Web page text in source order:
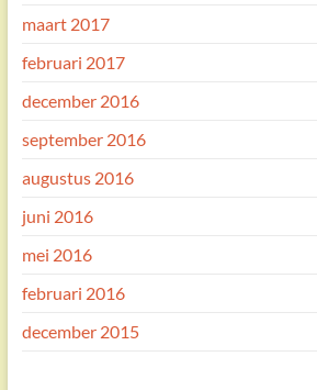
maart 2017
februari 2017
december 2016
september 2016
augustus 2016
juni 2016
mei 2016
februari 2016
december 2015